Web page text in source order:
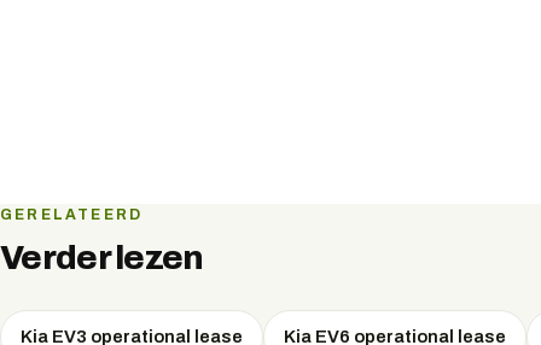
GERELATEERD
Verder lezen
Kia EV3 operational lease Kia EV6 operational lease